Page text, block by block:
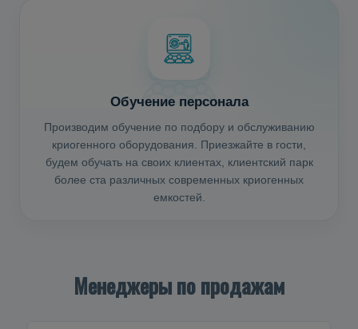
Обучение персонала
Производим обучение по подбору и обслуживанию
криогенного оборудования. Приезжайте в гости,
будем обучать на своих клиентах, клиентский парк
более ста различных современных криогенных
емкостей.
Менеджеры по продажам